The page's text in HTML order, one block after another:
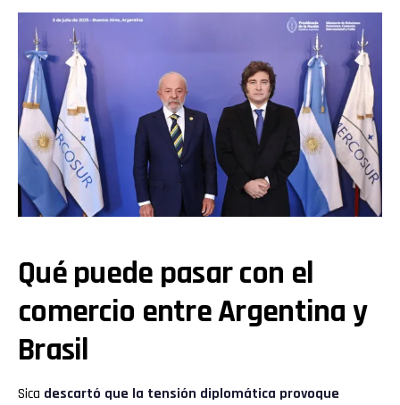
Qué puede pasar con el
comercio entre Argentina y
Brasil
Sica descartó que la tensión diplomática provoque